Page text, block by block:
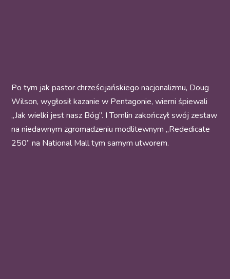
Po tym jak pastor chrześcijańskiego nacjonalizmu, Doug
Wilson, wygłosił kazanie w Pentagonie, wierni śpiewali
„Jak wielki jest nasz Bóg”. I Tomlin zakończył swój zestaw
na niedawnym zgromadzeniu modlitewnym „Rededicate
250” na National Mall tym samym utworem.